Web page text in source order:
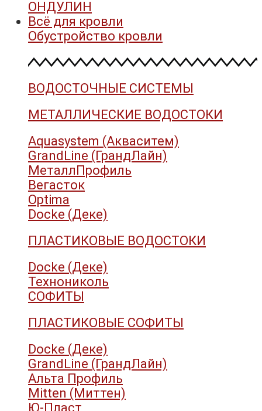
ОНДУЛИН
Всё для кровли
Обустройство кровли
ВОДОСТОЧНЫЕ СИСТЕМЫ
МЕТАЛЛИЧЕСКИЕ ВОДОСТОКИ
Aquasystem (Акваситем)
GrandLine (ГрандЛайн)
МеталлПрофиль
Вегасток
Optima
Docke (Деке)
ПЛАСТИКОВЫЕ ВОДОСТОКИ
Docke (Деке)
Технониколь
СОФИТЫ
ПЛАСТИКОВЫЕ СОФИТЫ
Docke (Деке)
GrandLine (ГрандЛайн)
Альта Профиль
Mitten (Миттен)
Ю-Пласт